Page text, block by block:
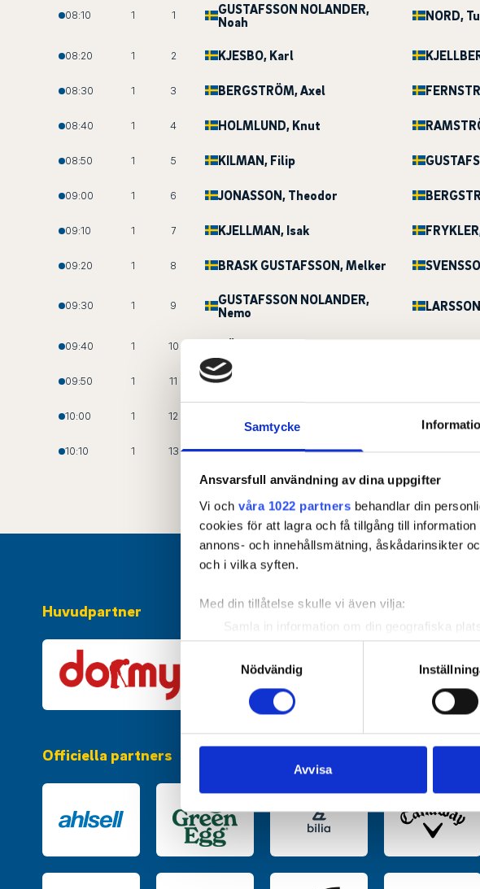
Samtycke
Ansvarsfull användning av dina uppgifter
Vi och våra 1022 partners behandlar din
cookies för att lagra och få tillgång till
annons- och innehållsmätning, åskådarinsikter
och i vilka syften.
Med din tillåtelse skulle vi även vilja:
Samla in information om din geografiska
Identifiera din enhet genom att aktivt
Ta reda på mer om hur dina personliga
eller dra tillbaka ditt samtycke när som helst från
sociala medier och analysera vår trafik. Vi
till de sociala medier och annons- och
Nödvändig
Avvisa
08:10 1 1 GUSTAFSSON NOLANDER,
Noah
NORD,
08:20 1 2 KJESBO, Karl
08:30 1 3 BERGSTRÖM, Axel
08:40 1 4 HOLMLUND, Knut
08:50 1 5 KILMAN, Filip
09:00 1 6 JONASSON, Theodor
09:10 1 7 KJELLMAN, Isak FRYKLER
09:20 1 8 BRASK GUSTAFSSON, Melker
09:30 1 9 GUSTAFSSON NOLANDER,
Nemo
LARSSON
09:40 1 10
09:50 1 11 BERGMAN
10:00 1 12
10:10 1 13 STÅHL, Embla
Huvudpartner
Officiella partners